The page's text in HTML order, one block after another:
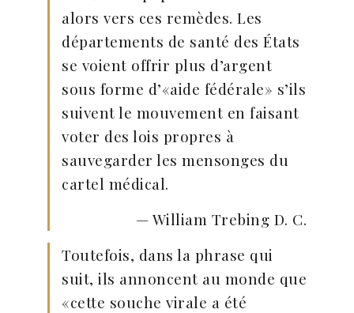
alors vers ces remèdes. Les
départements de santé des États
se voient offrir plus d’argent
sous forme d’«aide fédérale» s’ils
suivent le mouvement en faisant
voter des lois propres à
sauvegarder les mensonges du
cartel médical.
— William Trebing D. C.
Toutefois, dans la phrase qui
suit, ils annoncent au monde que
«cette souche virale a été